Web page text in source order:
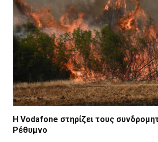
Η Vodafone στηρίζει τους
Ρέθυμνο